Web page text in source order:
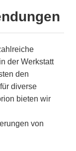
der Werkstatt
den
diverse
bieten wir
von